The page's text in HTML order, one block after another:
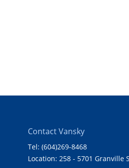
Contact Vansky
Tel: (604)269-8468
Location: 258 - 5701 Granville